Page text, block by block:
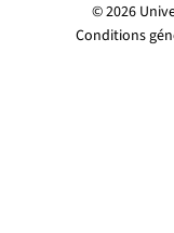
© 2026
Conditions